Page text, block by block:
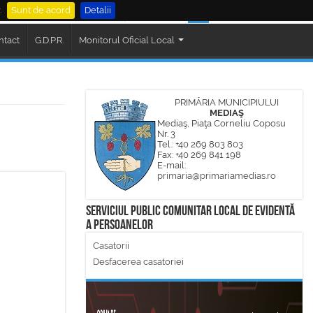
Sunt de acord Detalii
Mediaș Cautare
G.D.P.R. Monitorul Oficial Local
PRIMĂRIA MUNICIPIULUI
MEDIAŞ
Mediaş, Piaţa Corneliu Coposu
Nr. 3
Tel.: +40 269 803 803
Fax: +40 269 841 198
E-mail:
primaria@primariamedias.ro
Serviciul Public Comunitar Local de Evidentă
a Persoanelor
Casatorii
Desfacerea casatoriei